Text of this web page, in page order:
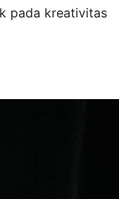
pada kreativitas